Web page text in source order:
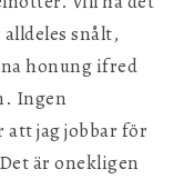
snålt,
honung ifred
Ingen
jag jobbar för
är onekligen